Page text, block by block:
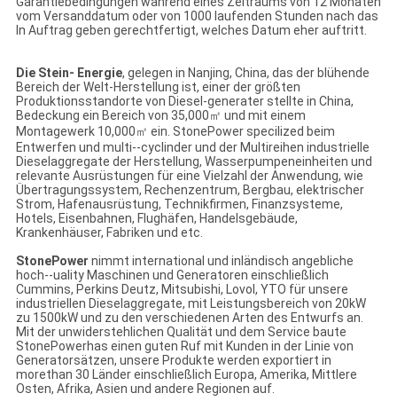
vom Versanddatum oder von 1000 laufenden Stunden nach das
In Auftrag geben gerechtfertigt, welches Datum eher auftritt.
Die Stein- Energie, gelegen in Nanjing, China, das der blühende
Bereich der Welt-Herstellung ist, einer der größten
Produktionsstandorte von Diesel-generater stellte in China,
Bedeckung ein Bereich von 35,000㎡ und mit einem
Montagewerk 10,000㎡ ein. StonePower specilized beim
Entwerfen und multi--cyclinder und der Multireihen industrielle
Dieselaggregate der Herstellung, Wasserpumpeneinheiten und
relevante Ausrüstungen für eine Vielzahl der Anwendung, wie
Übertragungssystem, Rechenzentrum, Bergbau, elektrischer
Strom, Hafenausrüstung, Technikfirmen, Finanzsysteme,
Hotels, Eisenbahnen, Flughäfen, Handelsgebäude,
Krankenhäuser, Fabriken und etc.
StonePower nimmt international und inländisch angebliche
hoch--uality Maschinen und Generatoren einschließlich
Cummins, Perkins Deutz, Mitsubishi, Lovol, YTO für unsere
industriellen Dieselaggregate, mit Leistungsbereich von 20kW
zu 1500kW und zu den verschiedenen Arten des Entwurfs an.
Mit der unwiderstehlichen Qualität und dem Service baute
StonePowerhas einen guten Ruf mit Kunden in der Linie von
Generatorsätzen, unsere Produkte werden exportiert in
morethan 30 Länder einschließlich Europa, Amerika, Mittlere
Osten, Afrika, Asien und andere Regionen auf.